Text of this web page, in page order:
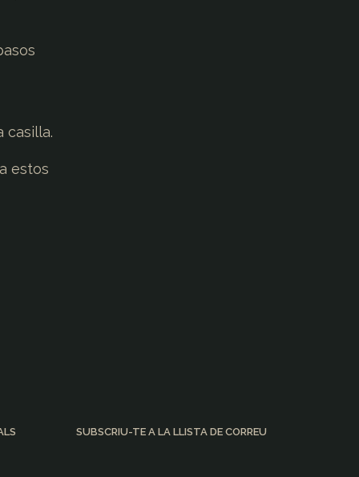
casilla.
estos
SUBSCRIU-TE A LA LLISTA DE CORREU